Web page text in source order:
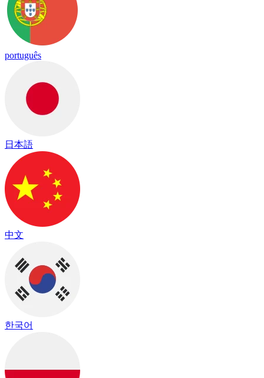
português
日本語
中文
한국어